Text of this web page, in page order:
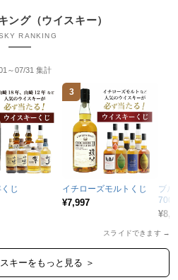
ング（ウイスキー）
RANKING
～07/31 集計
じ
3
イチローズモルトくじ
¥7,997
ブル
蒸溜
スライドできます →
キーをもっと見る ＞